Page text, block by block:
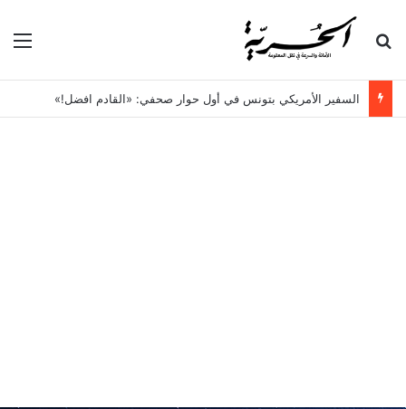
بحث عن
السفير الأمريكي بتونس في أول حوار صحفي: «القادم افضل!»